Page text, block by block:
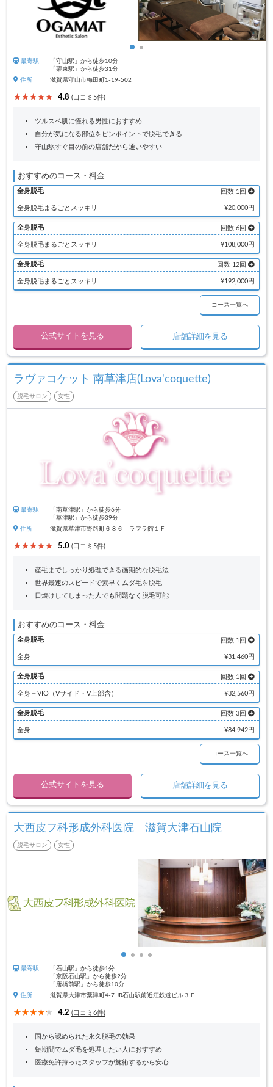
最寄駅
「守山駅」から徒歩10分
「栗東駅」から徒歩31分
住所
滋賀県守山市梅田町1-19-502
4.8 (口コミ5件)
ツルスベ肌に憧れる男性におすすめ
自分が気になる部位をピンポイントで脱毛できる
守山駅すぐ目の前の店舗だから通いやすい
おすすめのコース・料金
全身脱毛 回数 1回
全身脱毛まるごとスッキリ ¥20,000円
全身脱毛 回数 6回
全身脱毛まるごとスッキリ ¥108,000円
全身脱毛 回数 12回
全身脱毛まるごとスッキリ ¥192,000円
コース一覧へ
公式サイトを見る 店舗詳細を見る
ラヴァコケット 南草津店(Lova'coquette)
脱毛サロン 女性
最寄駅
「南草津駅」から徒歩6分
「草津駅」から徒歩39分
住所
滋賀県草津市野路町６８６ ラフラ館１Ｆ
5.0 (口コミ5件)
産毛までしっかり処理できる画期的な脱毛法
世界最速のスピードで素早くムダ毛を脱毛
日焼けしてしまった人でも問題なく脱毛可能
おすすめのコース・料金
全身脱毛 回数 1回
全身 ¥31,460円
全身脱毛 回数 1回
全身＋VIO（Vサイド・V上部含） ¥32,560円
全身脱毛 回数 3回
全身 ¥84,942円
コース一覧へ
公式サイトを見る 店舗詳細を見る
大西皮フ科形成外科医院 滋賀大津石山院
脱毛サロン 女性
最寄駅
「石山駅」から徒歩1分
「京阪石山駅」から徒歩2分
「唐橋前駅」から徒歩10分
住所
滋賀県大津市粟津町4-7 JR石山駅前近江鉄道ビル３Ｆ
4.2 (口コミ6件)
国から認められた永久脱毛の効果
短期間でムダ毛を処理したい人におすすめ
医療免許持ったスタッフが施術するから安心